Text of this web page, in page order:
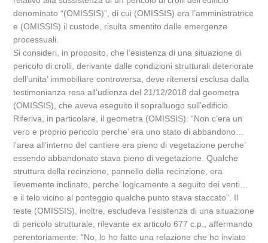
denominato “(OMISSIS)”, di cui (OMISSIS) era l’amministratrice
e (OMISSIS) il custode, risulta smentito dalle emergenze
processuali.
Si consideri, in proposito, che l’esistenza di una situazione di
pericolo di crolli, derivante dalle condizioni strutturali deteriorate
dell’unita’ immobiliare controversa, deve ritenersi esclusa dalla
testimonianza resa all’udienza del 21/12/2018 dal geometra
(OMISSIS), che aveva eseguito il sopralluogo sull’edificio.
Riferiva, in particolare, il geometra (OMISSIS): “Non c’era un
vero e proprio pericolo perche’ era uno stato di abbandono…
l’area all’interno del cantiere era pieno di vegetazione perche’
essendo abbandonato stava pieno di vegetazione. Qualche
struttura della recinzione, pannello della recinzione, era
lievemente inclinato, perche’ logicamente a seguito dei venti…
e il telo vicino al ponteggio qualche punto stava staccato”. Il
teste (OMISSIS), inoltre, escludeva l’esistenza di una situazione
di pericolo strutturale, rilevante ex articolo 677 c.p., affermando
perentoriamente: “No, lo ho fatto una relazione che ho inviato